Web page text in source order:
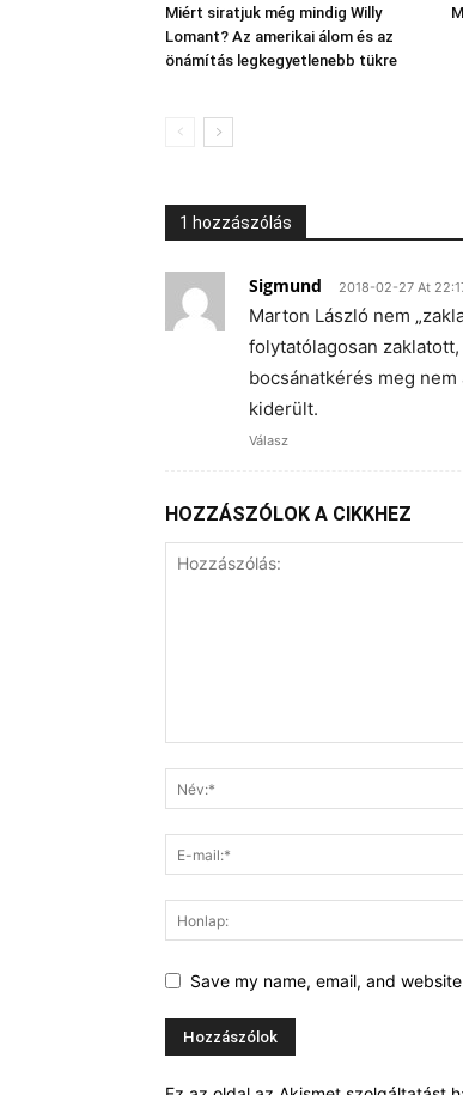
Miért siratjuk még mindig Willy
Lomant? Az amerikai álom és az
önámítás legkegyetlenebb tükre
1 hozzászólás
Sigmund 2018-02-27 At
Marton László nem
folytatólagosan
bocsánatkérés meg
kiderült.
Válasz
HOZZÁSZÓLOK A CIKKHEZ
Save my name, email, and